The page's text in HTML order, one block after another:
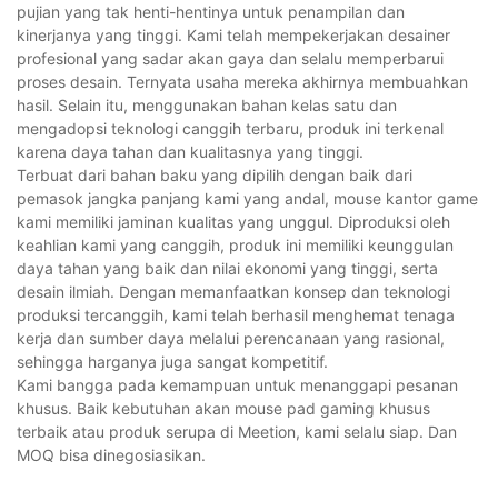
pujian yang tak henti-hentinya untuk penampilan dan
kinerjanya yang tinggi. Kami telah mempekerjakan desainer
profesional yang sadar akan gaya dan selalu memperbarui
proses desain. Ternyata usaha mereka akhirnya membuahkan
hasil. Selain itu, menggunakan bahan kelas satu dan
mengadopsi teknologi canggih terbaru, produk ini terkenal
karena daya tahan dan kualitasnya yang tinggi.
Terbuat dari bahan baku yang dipilih dengan baik dari
pemasok jangka panjang kami yang andal, mouse kantor game
kami memiliki jaminan kualitas yang unggul. Diproduksi oleh
keahlian kami yang canggih, produk ini memiliki keunggulan
daya tahan yang baik dan nilai ekonomi yang tinggi, serta
desain ilmiah. Dengan memanfaatkan konsep dan teknologi
produksi tercanggih, kami telah berhasil menghemat tenaga
kerja dan sumber daya melalui perencanaan yang rasional,
sehingga harganya juga sangat kompetitif.
Kami bangga pada kemampuan untuk menanggapi pesanan
khusus. Baik kebutuhan akan mouse pad gaming khusus
terbaik atau produk serupa di Meetion, kami selalu siap. Dan
MOQ bisa dinegosiasikan.